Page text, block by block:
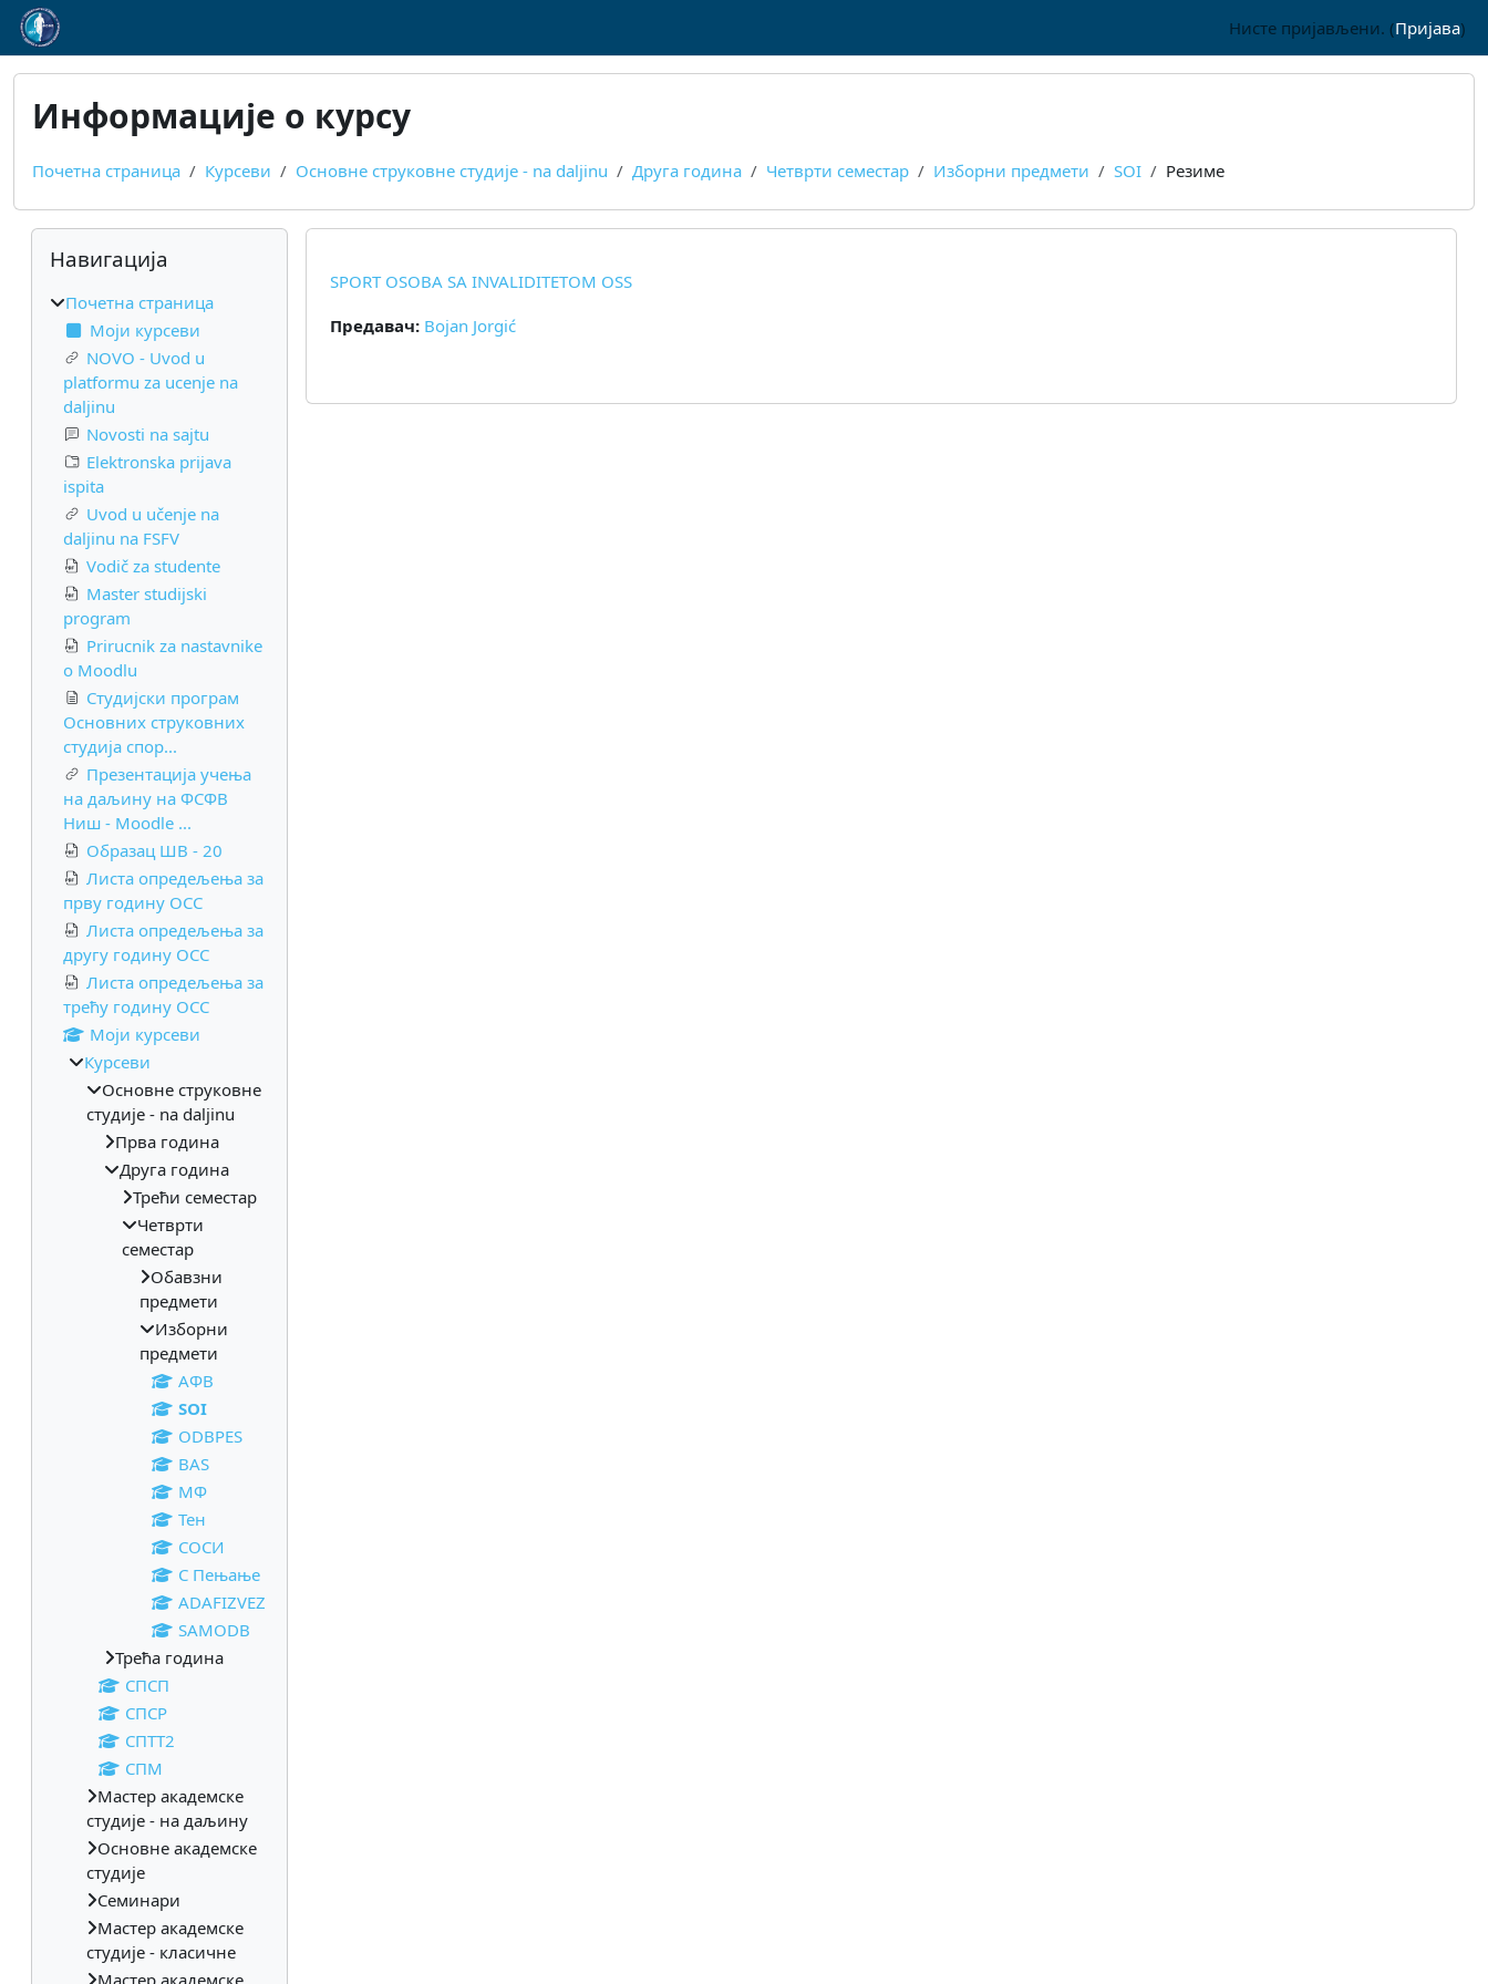
Иди на главни садржај
Нисте пријављени. (Пријава)
Информације о курсу
Почетна страница Курсеви Основне струковне студије - na daljinu Друга година Четврти семестар Изборни предмети SOI Резиме
SPORT OSOBA SA INVALIDITETOM OSS
Предавач: Bojan Jorgić
Блокови
Прескочи Навигација
Навигација
Почетна страница
Моји курсеви
NOVO - Uvod u
platformu za ucenje na
daljinu
Novosti na sajtu
Elektronska prijava
ispita
Uvod u učenje na
daljinu na FSFV
Vodič za studente
Master studijski
program
Prirucnik za nastavnike
o Moodlu
Студијски програм
Основних струковних
студија спор...
Презентација учења
на даљину на ФСФВ
Ниш - Moodle ...
Образац ШВ - 20
Листа опредељења за
прву годину ОСС
Листа опредељења за
другу годину ОСС
Листа опредељења за
трећу годину ОСС
Моји курсеви
Курсеви
Основне струковне
студије - na daljinu
Прва година
Друга година
Трећи семестар
Четврти
семестар
Обавзни
предмети
Изборни
предмети
АФВ
SOI
ODBPES
BAS
МФ
Тен
СОСИ
С Пењање
ADAFIZVEZ
SAMODB
Трећа година
СПСП
СПСР
СПТТ2
СПМ
Мастер академске
студије - на даљину
Основне академске
студије
Семинари
Мастер академске
студије - класичне
Мастер академске